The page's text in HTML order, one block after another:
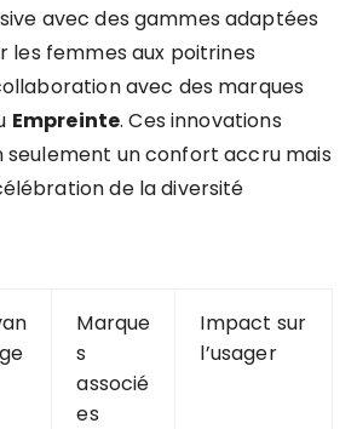
avec des gammes adaptées
les femmes aux poitrines
avec des marques
Empreinte. Ces innovations
seulement un confort accru mais
de la diversité
Marque
s
associé
es
Impact sur
l’usager